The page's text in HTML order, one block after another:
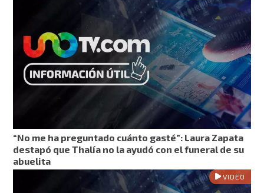
“No me ha preguntado cuánto gasté”: Laura Zapata
destapó que Thalía no la ayudó con el funeral de su
abuelita
VIDEO